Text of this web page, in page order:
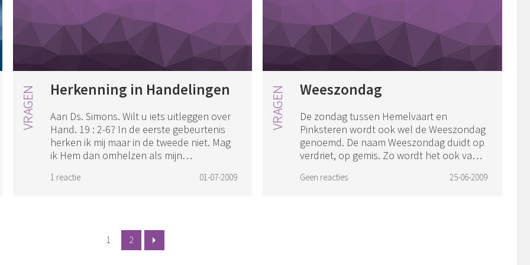
Herkenning in Handelingen
Aan Ds. Simons. Wilt u iets uitleggen over
Hand. 19 : 2-6? In de eerste gebeurtenis
herken ik mij maar in de tweede niet. Mag
ik Hem dan omhelzen als mijn
1 reactie 01-07-2009
Weeszondag
De zondag tussen Hemelvaart en
Pinksteren wordt ook wel de Weeszondag
genoemd. De naam Weeszondag duidt op
verdriet, op gemis. Zo wordt het ook vaak
alles kwijt...
Geen reacties 25-06-2009
1 2